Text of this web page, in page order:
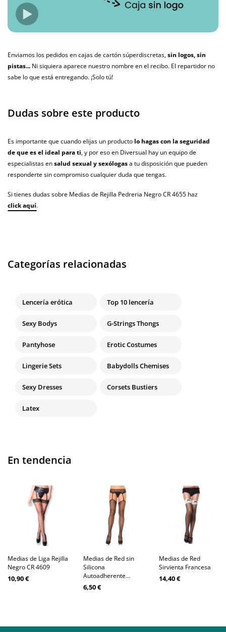
Enviamos los pedidos en cajas de cartón súperdiscretas,sin logos, sin
pistas... Ni siquiera aparece nuestro nombre en el recibo. El repartidor no
sabe lo que está entregando. ¡Solo tú!
Dudas sobre este producto
Es importante que cuando elijas un producto lo hagas con la seguridad
de que es el ideal para ti, y por eso en Diversual hay un equipo de
especialistas ensalud sexual y sexólogasa tu disposición que pueden
responderte sin compromiso cualquier duda que tengas.
Si tienes dudas sobre Medias de Rejilla Pedreria Negro CR 4655 haz
click aquí.
Categorías relacionadas
Lencería erótica Top 10 lencería
Sexy Bodys G-Strings Thongs
Pantyhose Erotic Costumes
Lingerie Sets Babydolls Chemises
Sexy Dresses Corsets Bustiers
Latex
En tendencia
Medias de Liga Rejilla
Negro CR 4609
10,90 €
Medias de Red sin
Silicona
Autoadherente...
6,50 €
Medias de Red
Sirvienta Francesa
14,40 €